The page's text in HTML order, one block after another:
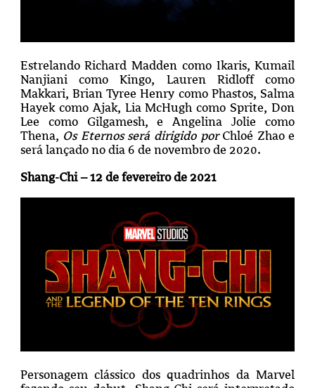
Estrelando Richard Madden como Ikaris, Kumail
Nanjiani como Kingo, Lauren Ridloff como
Makkari, Brian Tyree Henry como Phastos, Salma
Hayek como Ajak, Lia McHugh como Sprite, Don
Lee como Gilgamesh, e Angelina Jolie como
Thena, Os Eternos será dirigido por Chloé Zhao e
será lançado no dia 6 de novembro de 2020.
Shang-Chi – 12 de fevereiro de 2021
Personagem clássico dos quadrinhos da Marvel